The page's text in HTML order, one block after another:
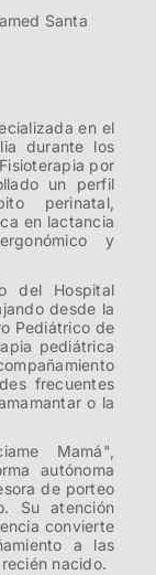
Santa
en el
durante los
por
un perfil
perinatal,
en lactancia
y
del Hospital
desde la
Pediátrico de
pediátrica
frecuentes
o la
Mamá",
autónoma
de porteo
Su atención
convierte
a las
nacido.